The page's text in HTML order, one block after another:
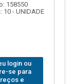
158550
10 - UNIDADE
login ou
se para
e